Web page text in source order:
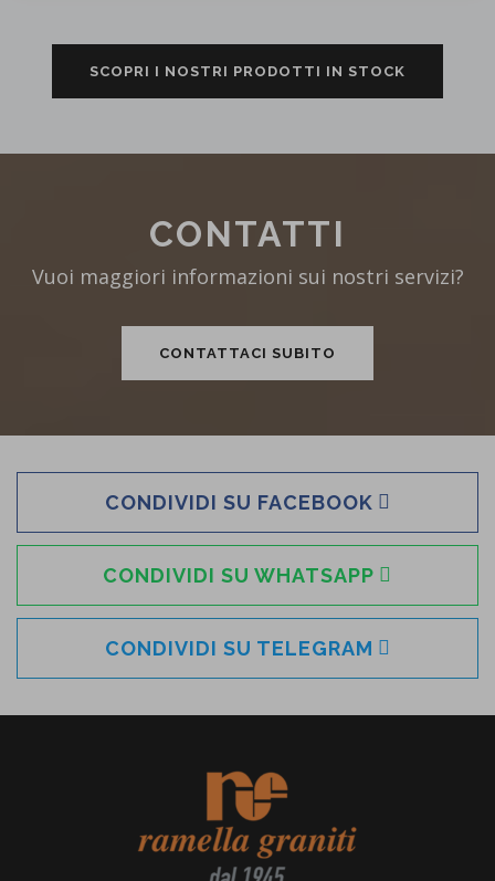
SCOPRI I NOSTRI PRODOTTI IN STOCK
CONTATTI
Vuoi maggiori informazioni sui nostri servizi?
CONTATTACI SUBITO
CONDIVIDI SU FACEBOOK
CONDIVIDI SU WHATSAPP
CONDIVIDI SU TELEGRAM